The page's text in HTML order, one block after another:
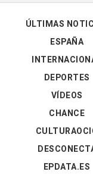
ÚLTIMAS
ESPAÑA
DEPORTES
VÍDEOS
CHANCE
EPDATA.ES